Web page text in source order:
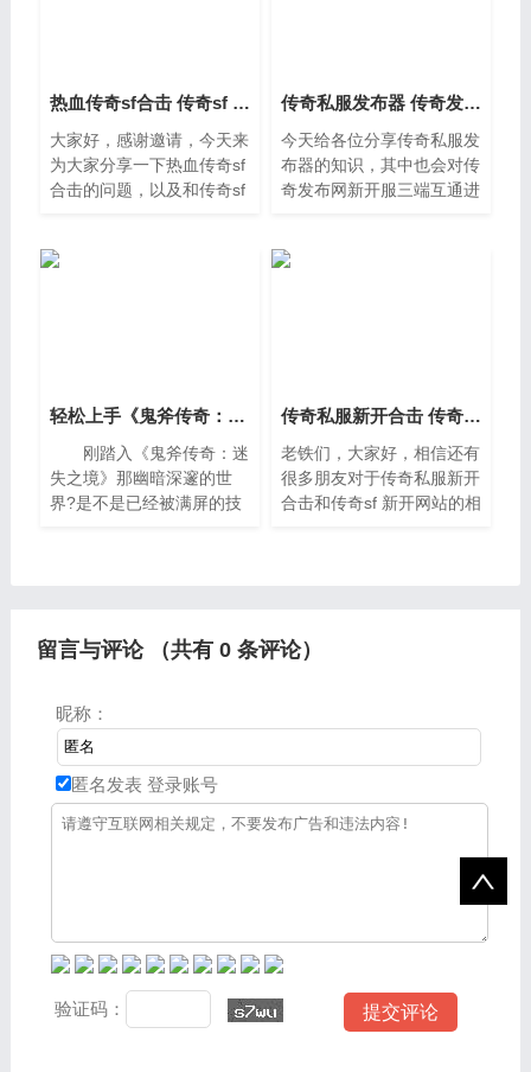
热血传奇sf合击 传奇sf 新开网站
大家好，感谢邀请，今天来
为大家分享一下热血传奇sf
合击的问题，以及和传奇sf
有关系，因为接下来将为大
传奇私服发布器 传奇发布网新开服三端互通
今天给各位分享传奇私服发
布器的知识，其中也会对传
奇发布网新开服三端互通进
注本站，现在开始吧。一、
轻松上手《鬼斧传奇：迷失之境》——新手求助集锦
刚踏入《鬼斧传奇：迷
失之境》那幽暗深邃的世
界?是不是已经被满屏的技
传奇私服新开合击 传奇sf 新开网站
老铁们，大家好，相信还有
很多朋友对于传奇私服新开
合击和传奇sf 新开网站的相
留言与评论 （共有 0条评论）
昵称：
匿名发表 登录账号
验证码：